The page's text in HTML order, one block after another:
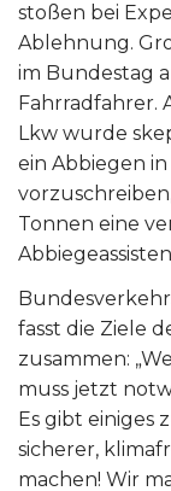
stoßen bei
Ablehnung.
im Bundestag
Fahrradfahrer.
Lkw wurde
ein Abbiegen
Tonnen eine
fasst die Ziele
zusammen:
muss jetzt
Es gibt einiges
sicherer,
machen! Wir